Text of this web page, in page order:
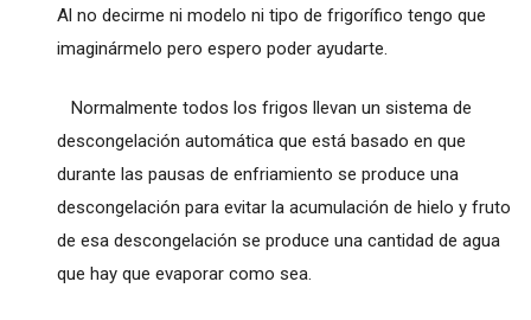
Al no decirme ni modelo ni tipo de frigorífico tengo que
imaginármelo pero espero poder ayudarte.
Normalmente todos los frigos llevan un sistema de
descongelación automática que está basado en que
durante las pausas de enfriamiento se produce una
descongelación para evitar la acumulación de hielo y fruto
de esa descongelación se produce una cantidad de agua
que hay que evaporar como sea.